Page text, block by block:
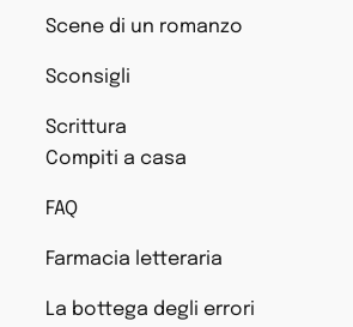
Scene di un romanzo
Sconsigli
Scrittura
Compiti a casa
FAQ
Farmacia letteraria
La bottega degli errori